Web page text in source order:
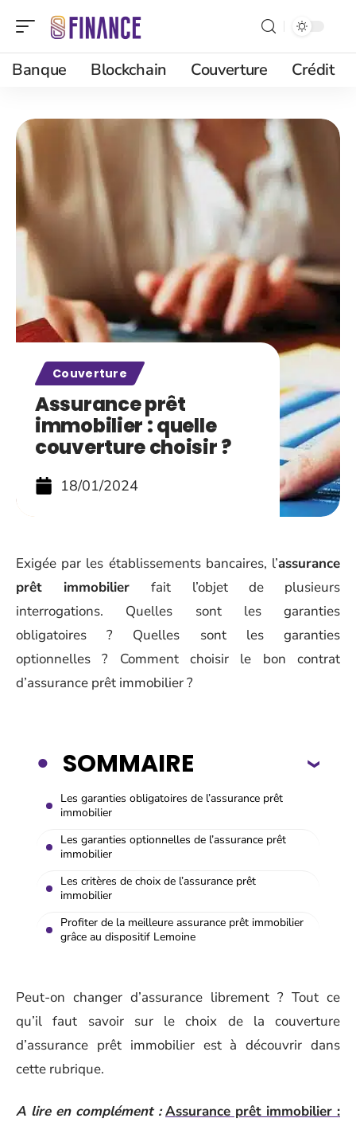
Banque Blockchain Couverture Crédit
Couverture
Assurance prêt
immobilier : quelle
couverture choisir ?
18/01/2024
Exigée par les établissements bancaires, l’assurance
prêt immobilierfait l’objet de plusieurs
interrogations. Quelles sont les garanties
obligatoires ? Quelles sont les garanties
optionnelles ? Comment choisir le bon contrat
d’assurance prêt immobilier ?
SOMMAIRE
Les garanties obligatoires de l’assurance prêt
immobilier
Les garanties optionnelles de l’assurance prêt
immobilier
Les critères de choix de l’assurance prêt
immobilier
Profiter de la meilleure assurance prêt immobilier
grâce au dispositif Lemoine
Peut-on changer d’assurance librement ? Tout ce
qu’il faut savoir sur le choix de la couverture
d’assurance prêt immobilier est à découvrir dans
cette rubrique.
A lire en complément : Assurance prêt immobilier :